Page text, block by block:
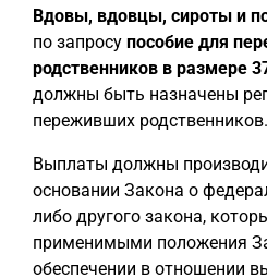
Вдовы, вдовцы, сироты и
по запросу пособие для
родственников в размере
должны быть назначены
переживших родственников.
Выплаты должны
основании Закона о
либо другого закона,
применимыми положения
обеспечении в отношении